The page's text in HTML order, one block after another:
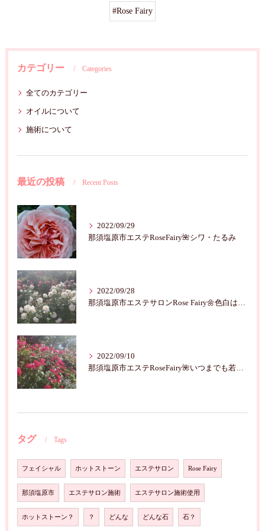
#Rose Fairy
カテゴリー Categories
全てのカテゴリー
オイルについて
施術について
最近の投稿 Recent Posts
2022/09/29
那須塩原市エステRoseFairy🌺シワ・たるみ
2022/09/28
2022/09/10
那須塩原市エステRoseFairy🌺いつまでも若々しく綺麗に💝
タグ Tags
フェイシャル ホットストーン エステサロン Rose Fairy
那須塩原市 エステサロン施術 エステサロン施術使用
ホットストーン？ ？ どんな どんな石 石？